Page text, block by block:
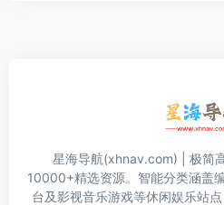
星海导航(xhnav.com) | 极简
10000+精选资源。智能分类涵盖
台及影视音乐游戏等休闲娱乐站